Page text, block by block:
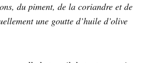
du piment, de la coriandre et de
une goutte d’huile d’olive